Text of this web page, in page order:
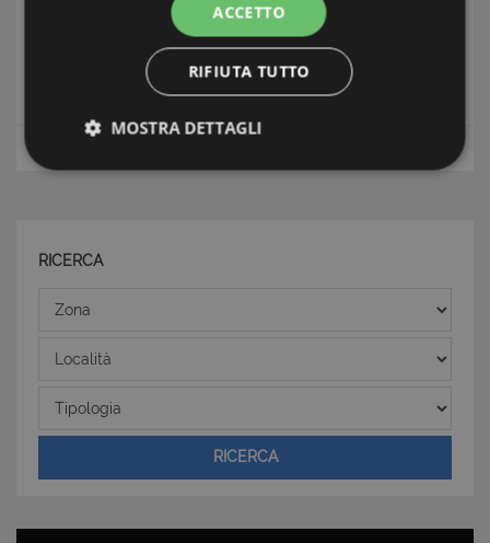
Condizioni: Buone saubito abitabile
Distanza dal mare: Fronte mare
RICERCA
Zona
Località
Tipologia
RICERCA
ACCETTO
RIFIUTA TUTTO
MOSTRA DETTAGLI
Strettamente necessari e Statistiche
I cookie strettamente necessari consentono
degli utenti e la gestione dell'account. Il sito Web
non può essere utilizzato correttamente senza i
cookie strettamente necessari.